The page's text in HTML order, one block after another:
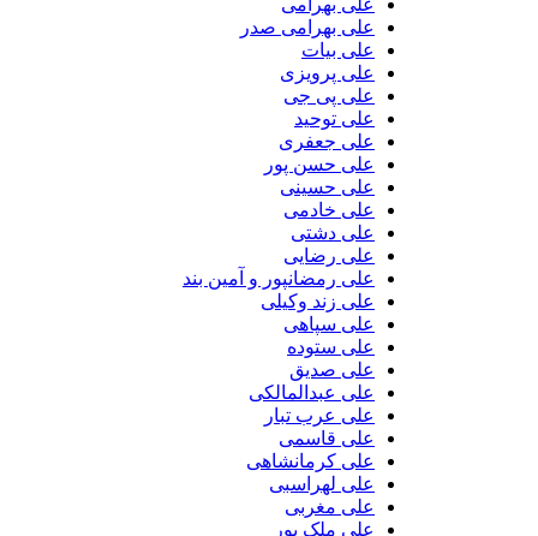
علی بهرامی
علی بهرامی صدر
علی بیات
علی پرویزی
علی پی جی
علی توحید
علی جعفری
علی حسن پور
علی حسینی
علی خادمی
علی دشتی
علی رضایی
علی رمضانپور و آمین بند
علی زند وکیلی
علی سپاهی
علی ستوده
علی صدیق
علی عبدالمالکی
علی عرب تبار
علی قاسمی
علی کرمانشاهی
علی لهراسبی
علی مغربی
علی ملک پور